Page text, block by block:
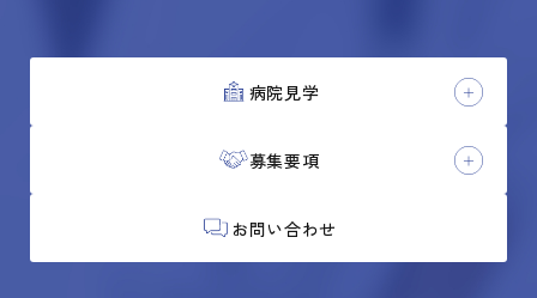
病院見学
募集要項
お問い合わせ